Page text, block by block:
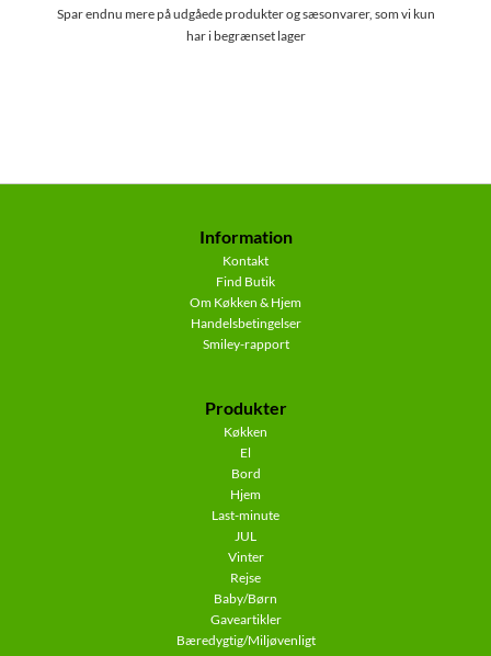
Spar endnu mere på udgåede produkter og sæsonvarer, som vi kun
har i begrænset lager
Information
Kontakt
Find Butik
Om Køkken & Hjem
Handelsbetingelser
Smiley-rapport
Produkter
Køkken
El
Bord
Hjem
Last-minute
JUL
Vinter
Rejse
Baby/Børn
Gaveartikler
Bæredygtig/Miljøvenligt